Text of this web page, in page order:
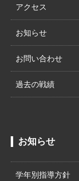
アクセス
お知らせ
お問い合わせ
過去の戦績
お知らせ
学年別指導方針